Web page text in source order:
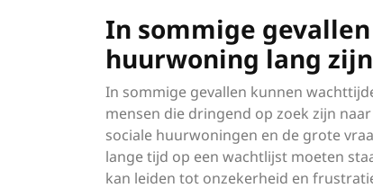
In sommige
huurwoning lang zijn
In sommige gevallen kunnen
mensen die dringend op zoek zijn
sociale huurwoningen en de grote
lange tijd op een wachtlijst moeten
kan leiden tot onzekerheid en